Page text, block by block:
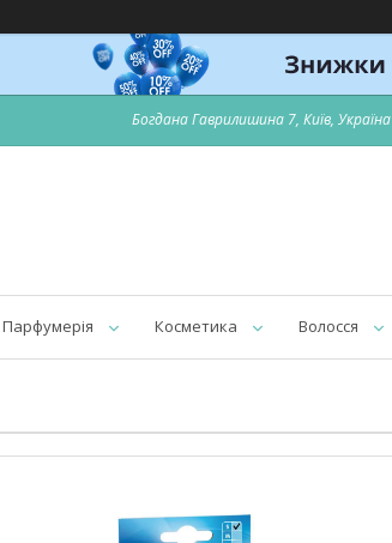
Богдана Гаврилишина 7, Київ, Україна
Парфумерія Косметика Волосся